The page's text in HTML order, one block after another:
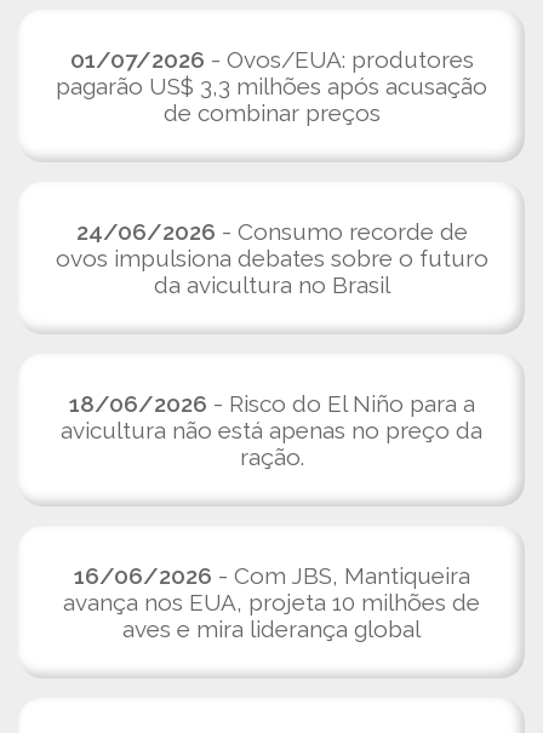
01/07/2026 - Ovos/EUA: produtores
pagarão US$ 3,3 milhões após acusação
de combinar preços
24/06/2026 - Consumo recorde de
ovos impulsiona debates sobre o futuro
da avicultura no Brasil
18/06/2026 - Risco do El Niño para a
avicultura não está apenas no preço da
ração.
16/06/2026 - Com JBS, Mantiqueira
avança nos EUA, projeta 10 milhões de
aves e mira liderança global